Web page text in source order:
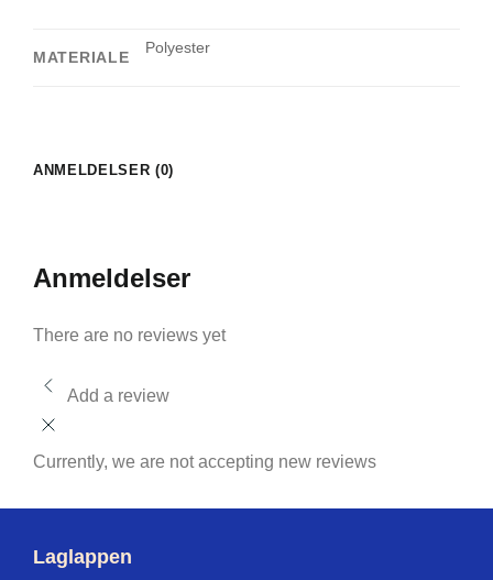
MATERIALE
Polyester
ANMELDELSER (0)
Anmeldelser
There are no reviews yet
Add a review
Currently, we are not accepting new reviews
Laglappen